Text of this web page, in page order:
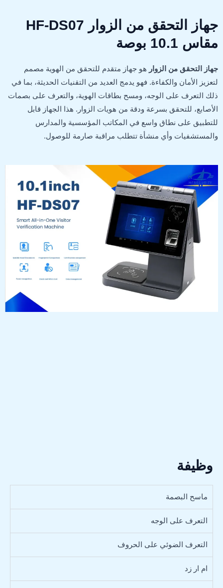
جهاز التحقق من الزوار HF-DS07
مقاس 10.1 بوصة
جهاز التحقق من الزوارهو جهاز متقدم للتحقق من الهوية مصمم
لتعزيز الأمان والكفاءة. فهو يدمج العديد من التقنيات الحديثة، بما في
ذلك التعرف على الوجه، ومسح بطاقات الهوية، والتعرف على بصمات
الأصابع، للتحقق بسرعة ودقة من هويات الزوار. هذا الجهاز قابل
للتطبيق على نطاق واسع في المكاتب المؤسسية والمدارس
والمستشفيات وأي منشأة تتطلب مراقبة صارمة للوصول.
وظيفة
ماسح البصمة
التعرف على الوجه
التعرف الضوئي على الحروف
ام ار زد